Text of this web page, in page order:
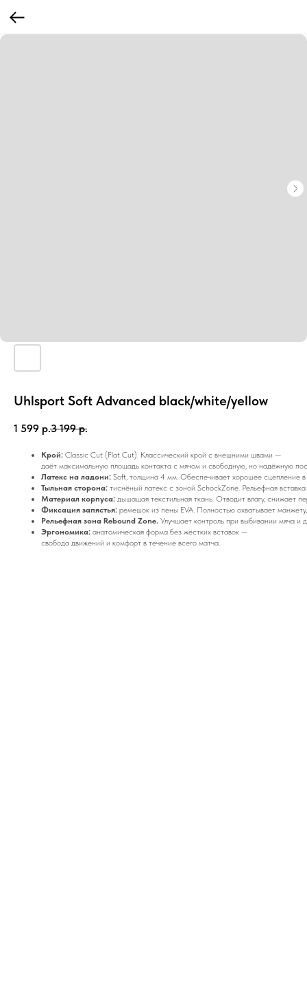
Uhlsport Soft Advanced black/white/yellow
1 599 р.3 199 р.
Крой: Classic Cut (Flat Cut). Классический крой с внешними швами —
даёт максимальную площадь контакта с мячом и свободную, но надёжную
Латекс на ладони: Soft, толщина 4 мм. Обеспечивает хорошее сцепление
Тыльная сторона: тиснёный латекс с зоной SchockZone. Рельефная
Материал корпуса: дышащая текстильная ткань. Отводит влагу, снижает
Фиксация запястья: ремешок из пены EVA. Полностью охватывает
Рельефная зона Rebound Zone. Улучшает контроль при выбивании мяча и
Эргономика: анатомическая форма без жёстких вставок —
свобода движений и комфорт в течение всего матча.